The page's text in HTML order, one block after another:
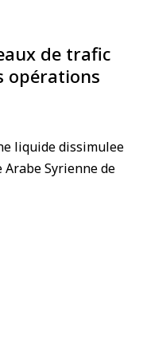
de trafic
opérations